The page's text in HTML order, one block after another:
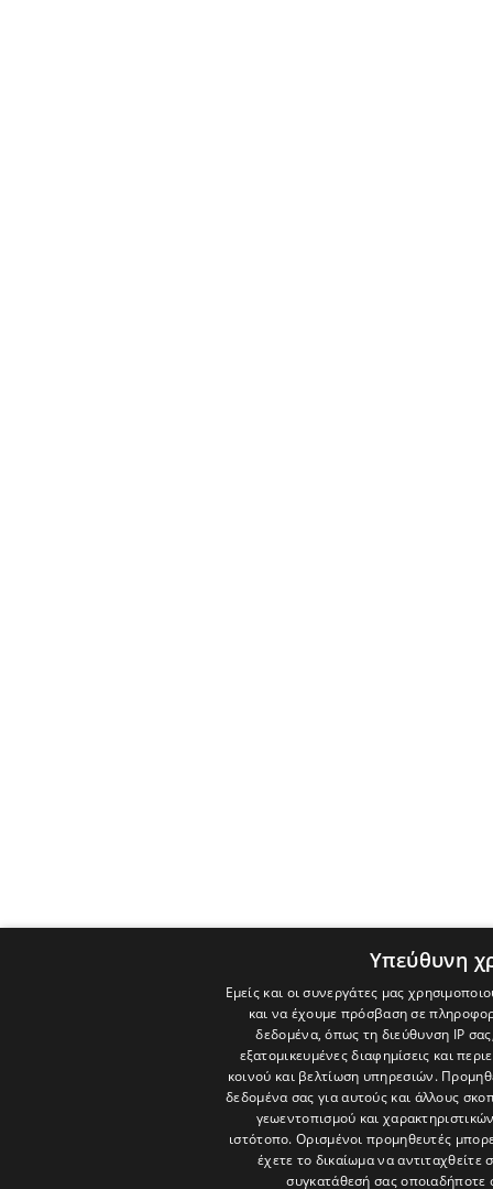
Υπεύθυνη
Εμείς και οι συνεργάτες μας
και να έχουμε πρόσβαση σε
δεδομένα, όπως τη διεύθυνση IP
εξατομικευμένες διαφημίσεις και
κοινού και βελτίωση υπηρεσιών.
δεδομένα σας για αυτούς και άλλους
γεωεντοπισμού και
ιστότοπο. Ορισμένοι προμηθευτές
έχετε το δικαίωμα να αντιταχθείτε
συγκατάθεσή σας οποιαδήποτε